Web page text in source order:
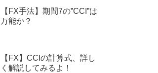
【FX手法】期間7の”CCI”は
万能か？
【FX】CCIの計算式、詳し
く解説してみるよ！